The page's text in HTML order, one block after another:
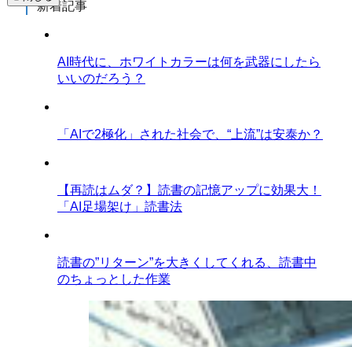
新着記事
AI時代に、ホワイトカラーは何を武器にしたら
いいのだろう？
「AIで2極化」された社会で、“上流”は安泰か？
【再読はムダ？】読書の記憶アップに効果大！
「AI足場架け」読書法
読書の”リターン”を大きくしてくれる、読書中
のちょっとした作業